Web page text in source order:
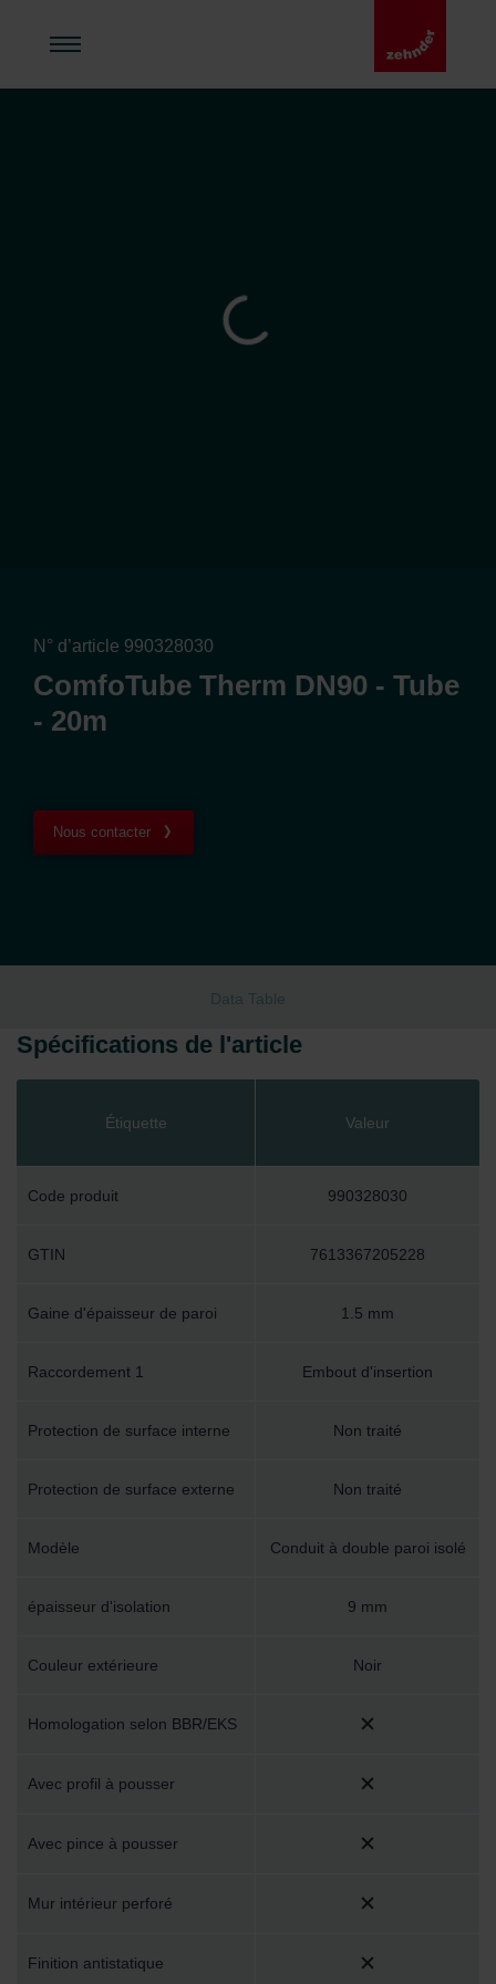
N° d’article 990328030
ComfoTube Therm DN90 - Tube
- 20m
Nous contacter
Data Table
Spécifications de l'article
Étiquette Valeur
Code produit 990328030
GTIN 7613367205228
Gaine d'épaisseur de paroi 1.5 mm
Raccordement 1 Embout d'insertion
Protection de surface interne Non traité
Protection de surface externe Non traité
Modèle Conduit à double paroi isolé
épaisseur d'isolation 9 mm
Couleur extérieure Noir
Homologation selon BBR/EKS
Avec profil à pousser
Avec pince à pousser
Mur intérieur perforé
Finition antistatique